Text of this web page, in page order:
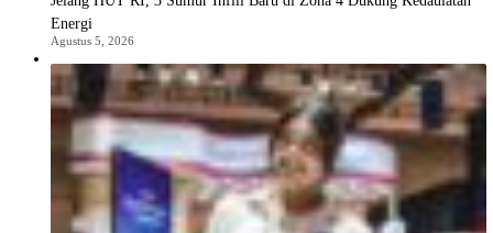
Energi
Agustus 5, 2026